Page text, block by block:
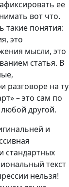
ее
вот что.
такие понятия:
это
мысли, это
статья. В
разговоре на ту
– это сам по
другой.
и
стандартных
текст
нельзя!